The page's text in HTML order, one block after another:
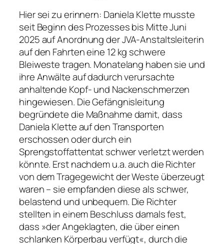
Hier sei zu erinnern: Daniela Klette musste
seit Beginn des Prozesses bis Mitte Juni
2025 auf Anordnung der JVA-Anstaltsleiterin
auf den Fahrten eine 12 kg schwere
Bleiweste tragen. Monatelang haben sie und
ihre Anwälte auf dadurch verursachte
anhaltende Kopf- und Nackenschmerzen
hingewiesen. Die Gefängnisleitung
begründete die Maßnahme damit, dass
Daniela Klette auf den Transporten
erschossen oder durch ein
Sprengstoffattentat schwer verletzt werden
könnte. Erst nachdem u.a. auch die Richter
von dem Tragegewicht der Weste überzeugt
waren – sie empfanden diese als schwer,
belastend und unbequem. Die Richter
stellten in einem Beschluss damals fest,
dass »der Angeklagten, die über einen
schlanken Körperbau verfügt«, durch die